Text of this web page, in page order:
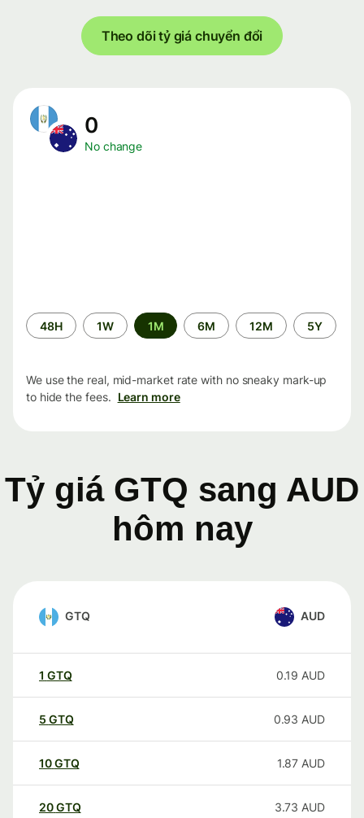
Theo dõi tỷ giá chuyển đổi
0
No change
Time
period
48H 1W 1M 6M 12M 5Y
We use the real, mid-market rate with no sneaky mark-up
to hide the fees. Learn more
Tỷ giá GTQ sang AUD
hôm nay
GTQ AUD
1 GTQ 0.19 AUD
5 GTQ 0.93 AUD
10GTQ 1.87 AUD
20GTQ 3.73 AUD